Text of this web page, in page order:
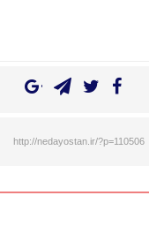
http://nedayostan.ir/?p=110506